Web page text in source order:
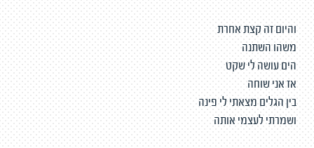
והיום זה קצת אחרת
משהו השתנה
הים עושה לי שקט
אז אני שוחה
בין הגלים מצאתי לי פינה
ושמרתי לעצמי אותה